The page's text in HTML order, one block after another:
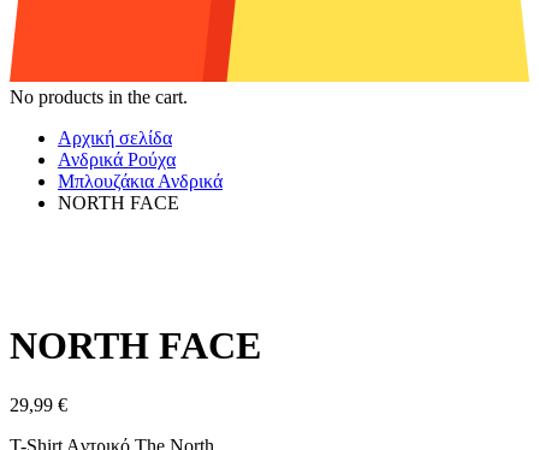
No products in the cart.
Αρχική σελίδα
Ανδρικά Ρούχα
Μπλουζάκια Ανδρικά
NORTH FACE
NORTH FACE
29,99 €
T-Shirt Aντρικό The North.